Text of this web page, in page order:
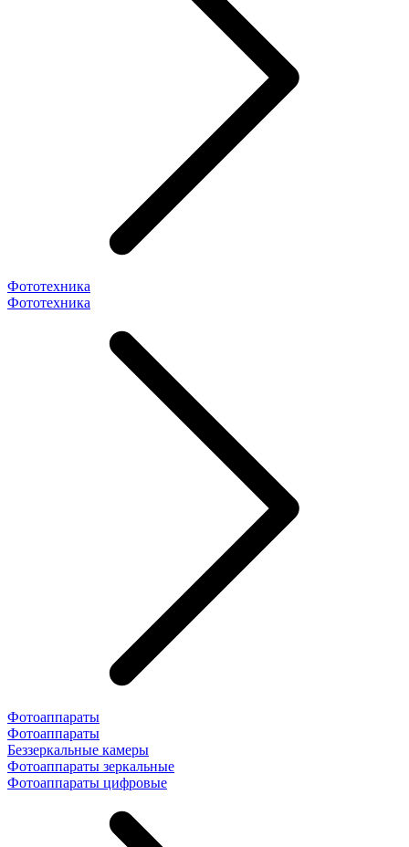
Фототехника
Фототехника
Фотоаппараты
Фотоаппараты
Беззеркальные камеры
Фотоаппараты зеркальные
Фотоаппараты цифровые